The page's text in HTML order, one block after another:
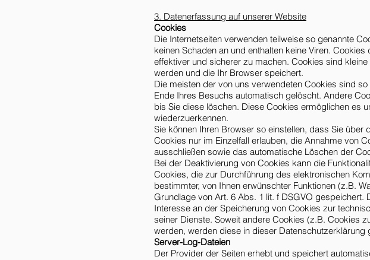
3. Datenerfassung auf unserer Website
Cookies
Die Internetseiten verwenden teilweise so genannte
keinen Schaden an und enthalten keine Viren.
effektiver und sicherer zu machen. Cookies sind
werden und die Ihr Browser speichert.
Die meisten der von uns verwendeten Cookies sind
Ende Ihres Besuchs automatisch gelöscht. Andere
bis Sie diese löschen. Diese Cookies ermöglichen es
wiederzuerkennen.
Sie können Ihren Browser so einstellen, dass Sie
Cookies nur im Einzelfall erlauben, die Annahme von
ausschließen sowie das automatische Löschen der
Bei der Deaktivierung von Cookies kann die
Cookies, die zur Durchführung des elektronischen
bestimmter, von Ihnen erwünschter Funktionen (z.B.
Grundlage von Art. 6 Abs. 1 lit. f DSGVO gespeichert.
Interesse an der Speicherung von Cookies zur
seiner Dienste. Soweit andere Cookies (z.B. Cookies
werden, werden diese in dieser Datenschutzerklärung
Server-Log-Dateien
Der Provider der Seiten erhebt und speichert